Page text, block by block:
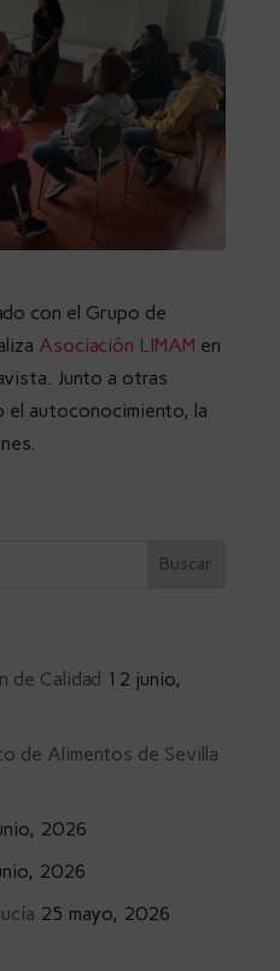
con el Grupo de
Asociación LIMAM en
Junto a otras
el autoconocimiento, la
de Calidad 12 junio,
de Alimentos de Sevilla
2026
2026
25 mayo, 2026